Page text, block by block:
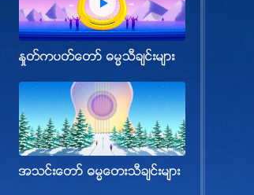
ႏႈတ္ကပတ္ေတာ္ ဓမၼသီခ်င္းမ်ား
အသင္းေတာ္ ဓမၼေတးသီခ်င္းမ်ား